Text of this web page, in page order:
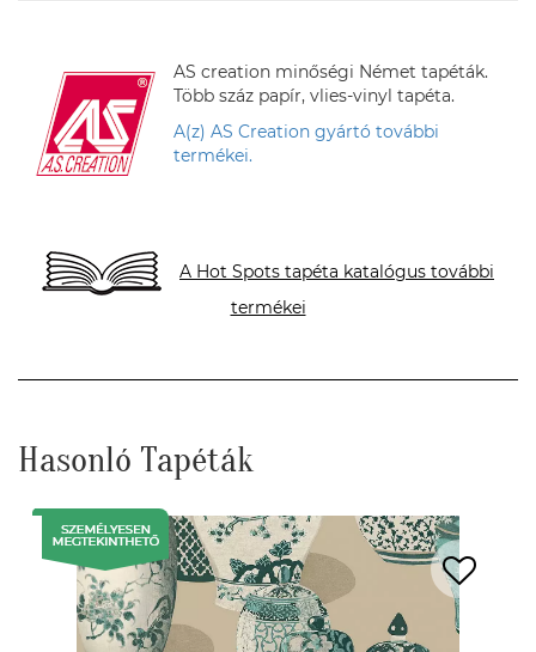
AS creation minőségi Német tapéták.
Több száz papír, vlies-vinyl tapéta.
A(z) AS Creation gyártó további
termékei.
A Hot Spots tapéta katalógus további
termékei
Hasonló Tapéták